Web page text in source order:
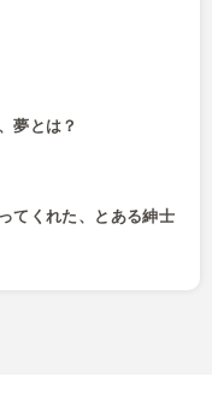
夢とは？
てくれた、とある紳士